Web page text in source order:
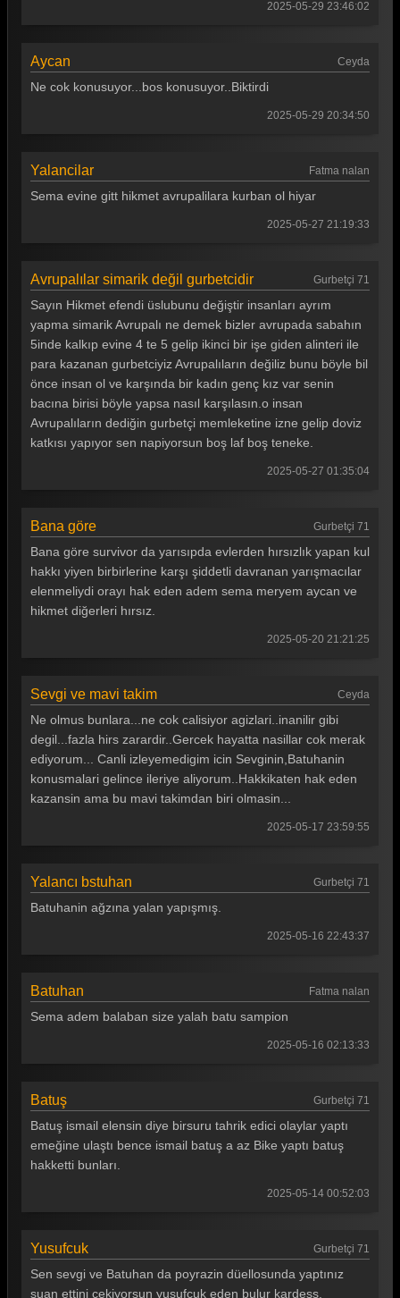
Survivor 2025 77. Bölüm
Survivor 2025 76. Bölüm
Survivor 2025 74. Bölüm
Survivor 2025 73. Bölüm
Survivor 2025 70. Bölüm
Survivor 2025 69. Bölüm
Survivor 2025 68. Bölüm
Survivor 2025 67. Bölüm
Survivor 2025 66. Bölüm
Survivor 2025 65. Bölüm
Survivor 2025 62. Bölüm
Survivor 2025 61. Bölüm
Survivor 2025 60. Bölüm
Survivor 2025 57. Bölüm
Survivor 2025 56. Bölüm
Survivor 2025 55. Bölüm
Survivor 2025 54. Bölüm
Survivor 2025 51. Bölüm
Survivor 2025 48. Bölüm
Survivor 2025 45. Bölüm
Survivor 2025 44. Bölüm
Survivor 2025 43. Bölüm
Survivor 2025 40. Bölüm
Survivor 2025 39. Bölüm
2025-05-29 23:46:02
Aycan Ceyda
Ne cok konusuyor...bos konusuyor..Biktirdi
2025-05-29 20:34:50
Yalancilar Fatma nalan
Sema evine gitt hikmet avrupalilara kurban ol hiyar
2025-05-27 21:19:33
Avrupalılar simarik değil gurbetcidir Gurbetçi 71
Sayın Hikmet efendi üslubunu değiştir insanları ayrım
yapma simarik Avrupalı ne demek bizler avrupada sabahın
5inde kalkıp evine 4 te 5 gelip ikinci bir işe giden alinteri ile
para kazanan gurbetciyiz Avrupalıların değiliz bunu böyle bil
önce insan ol ve karşında bir kadın genç kız var senin
bacına birisi böyle yapsa nasıl karşılasın.o insan
Avrupalıların dediğin gurbetçi memleketine izne gelip doviz
katkısı yapıyor sen napiyorsun boş laf boş teneke.
2025-05-27 01:35:04
Bana göre Gurbetçi 71
Bana göre survivor da yarısıpda evlerden hırsızlık yapan kul
hakkı yiyen birbirlerine karşı şiddetli davranan yarışmacılar
elenmeliydi orayı hak eden adem sema meryem aycan ve
hikmet diğerleri hırsız.
2025-05-20 21:21:25
Sevgi ve mavi takim Ceyda
Ne olmus bunlara...ne cok calisiyor agizlari..inanilir gibi
degil...fazla hirs zarardir..Gercek hayatta nasillar cok merak
ediyorum... Canli izleyemedigim icin Sevginin,Batuhanin
konusmalari gelince ileriye aliyorum..Hakkikaten hak eden
kazansin ama bu mavi takimdan biri olmasin...
2025-05-17 23:59:55
Yalancı bstuhan Gurbetçi 71
Batuhanin ağzına yalan yapışmış.
2025-05-16 22:43:37
Batuhan Fatma nalan
Sema adem balaban size yalah batu sampion
2025-05-16 02:13:33
Batuş Gurbetçi 71
Batuş ismail elensin diye birsuru tahrik edici olaylar yaptı
emeğine ulaştı bence ismail batuş a az Bike yaptı batuş
hakketti bunları.
2025-05-14 00:52:03
Yusufcuk Gurbetçi 71
Sen sevgi ve Batuhan da poyrazin düellosunda yaptınız
şuan ettini çekiyorsun yusufcuk eden bulur kardeşş.